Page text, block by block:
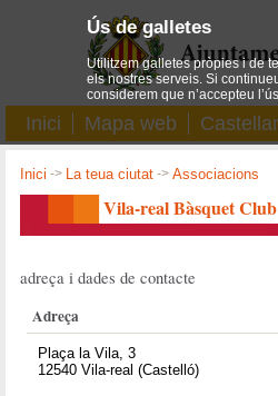
Inici Mapa web
Inici -> La teua ciutat ->Associacions
Vila-real Bàsquet Club
adreça i dades de contacte
Adreça
Plaça la Vila, 3
12540 Vila-real (Castelló)
Ús de galletes
Utilitzem galletes pròpies i de
els nostres serveis. Si
considerem que n’accepteu l’ús.